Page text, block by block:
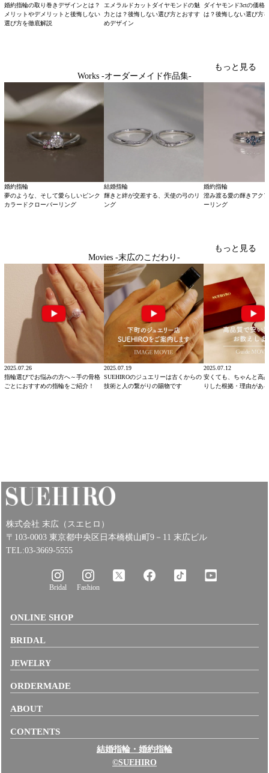
婚約指輪の取り巻きデザインとは？
メリットやデメリットと後悔しない
選び方を徹底解説
エメラルドカットダイヤモンドの魅
力とは？後悔しない選び方とおすす
めデザイン
ダイヤモンド3ctの価格
は？後悔しない選び方
Works -オーダーメイド作品集-
もっと見る
婚約指輪
夢のような、そして愛らしいピンク
カラードクローバーリング
結婚指輪
輝きと絆が交差する、天使の弓のリ
ング
婚約指輪
澄み渡る愛の輝きアク
ーリング
Movies -末広のこだわり-
もっと見る
2025.07.26
指輪選びでお悩みの方へ～手の骨格
ごとにおすすめの指輪をご紹介！
2025.07.19
SUEHIROのジュエリーは古くからの
技術と人の繋がりの賜物です
2025.07.12
安くても、ちゃんと高
りした根拠・理由があ
株式会社 末広（スエヒロ）
〒103-0003 東京都中央区日本橋横山町9－11 末広ビル
TEL:03-3669-5555
Bridal Fashion
ONLINE SHOP
BRIDAL
JEWELRY
ORDERMADE
ABOUT
CONTENTS
結婚指輪・婚約指輪
©SUEHIRO